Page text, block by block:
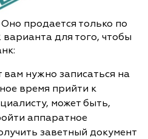
продается только по
для того, чтобы
вам нужно записаться на
время прийти к
может быть,
аппаратное
заветный документ